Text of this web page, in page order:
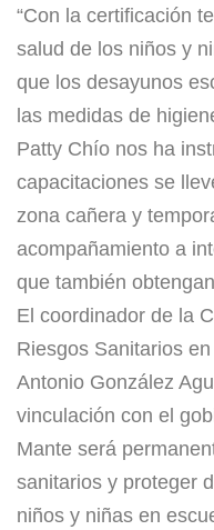
“Con la certificación
salud de los niños y
que los desayunos
las medidas de
Patty Chío nos ha
capacitaciones se
zona cañera y
acompañamiento a
que también
El coordinador de la
Riesgos Sanitarios
Antonio González
vinculación con el
Mante será
sanitarios y proteger
niños y niñas en